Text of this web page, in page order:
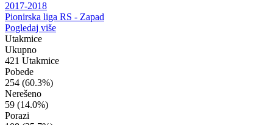
2017-2018
Pionirska liga RS - Zapad
Pogledaj više
Utakmice
Ukupno
421 Utakmice
Pobede
254 (60.3%)
Nerešeno
59 (14.0%)
Porazi